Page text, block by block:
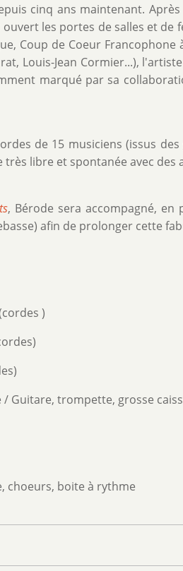
cinq ans maintenant.
les portes de salles et de
Coup de Coeur
Louis-Jean Cormier...),
marqué par sa
de 15 musiciens (issus
libre et spontanée avec des
, Bérode sera accompagné,
afin de prolonger cette
)
/ Guitare, trompette, grosse
choeurs, boite à rythme